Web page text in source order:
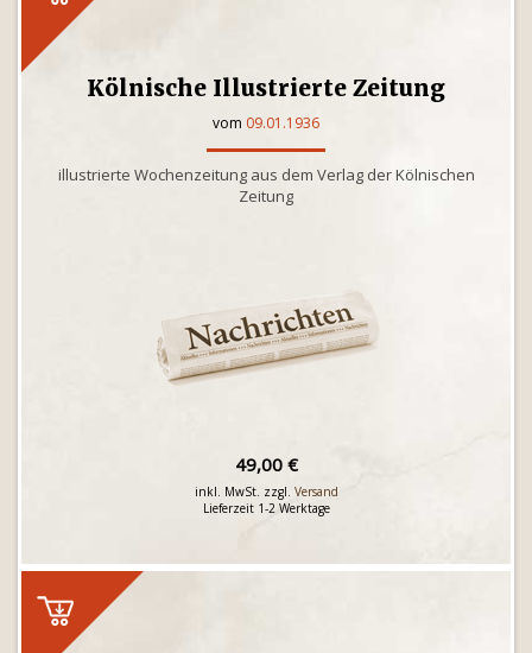
Kölnische Illustrierte Zeitung
vom 09.01.1936
illustrierte Wochenzeitung aus dem Verlag der Kölnischen
Zeitung
49,00 €
inkl. MwSt. zzgl. Versand
Lieferzeit 1-2 Werktage